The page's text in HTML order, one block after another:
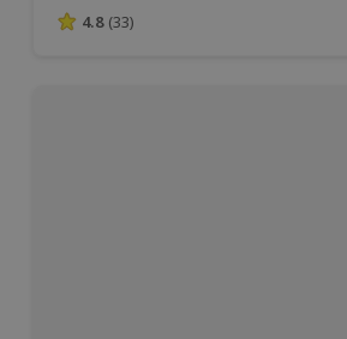
4.8 von 5 Sternen basierend auf
4.8 (33)